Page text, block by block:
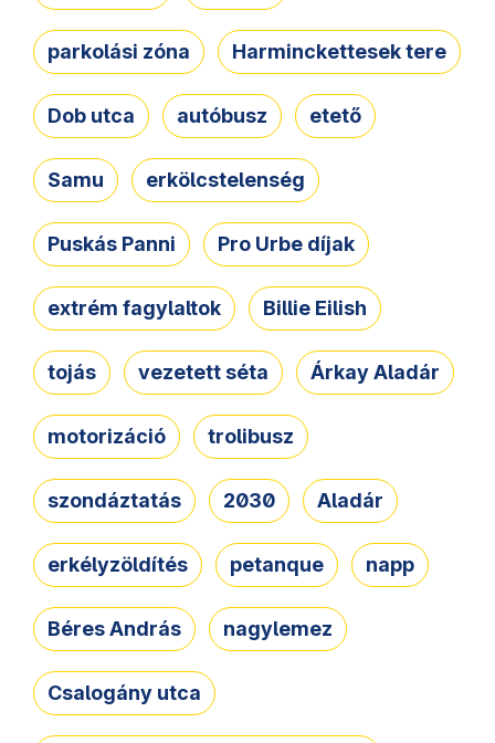
parkolási zóna Harminckettesek tere
Dob utca autóbusz etető
Samu erkölcstelenség
Puskás Panni Pro Urbe díjak
extrém fagylaltok Billie Eilish
tojás vezetett séta Árkay Aladár
motorizáció trolibusz
szondáztatás 2030 Aladár
erkélyzöldítés petanque napp
Béres András nagylemez
Csalogány utca